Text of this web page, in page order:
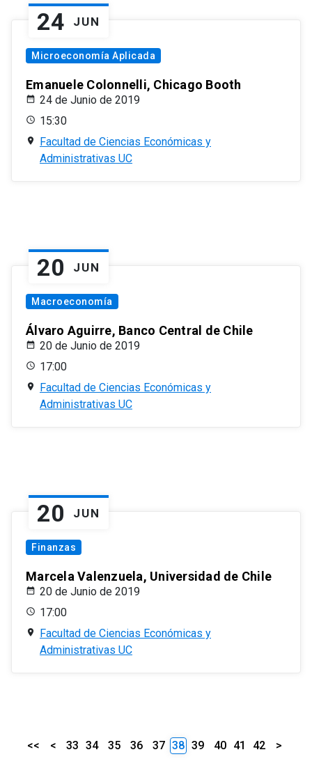
24 JUN
Microeconomía Aplicada
Emanuele Colonnelli, Chicago Booth
24 de Junio de 2019
15:30
Facultad de Ciencias Económicas y
Administrativas UC
20 JUN
Macroeconomía
Álvaro Aguirre, Banco Central de Chile
20 de Junio de 2019
17:00
Facultad de Ciencias Económicas y
Administrativas UC
20 JUN
Finanzas
Marcela Valenzuela, Universidad de Chile
20 de Junio de 2019
17:00
Facultad de Ciencias Económicas y
Administrativas UC
<< < 33 34 35 36 37 38 39 40 41 42 >